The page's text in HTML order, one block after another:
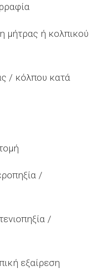
μήτρας ή κολπικού
/ κόλπου κατά
/
/
εξαίρεση